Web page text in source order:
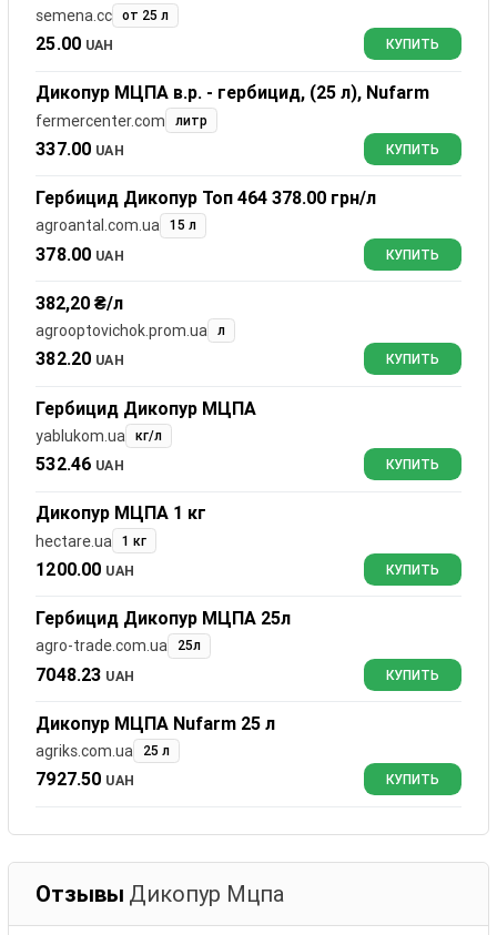
semena.cc от 25 л
25.00 UAH КУПИТЬ
Дикопур МЦПА в.р. - гербицид, (25 л), Nufarm
fermercenter.com литр
337.00 UAH КУПИТЬ
Гербицид Дикопур Топ 464 378.00 грн/л
agroantal.com.ua 15 л
378.00 UAH КУПИТЬ
382,20 ₴/л
agrooptovichok.prom.ua л
382.20 UAH КУПИТЬ
Гербицид Дикопур МЦПА
yablukom.ua кг/л
532.46 UAH КУПИТЬ
Дикопур МЦПА 1 кг
hectare.ua 1 кг
1200.00 UAH КУПИТЬ
Гербицид Дикопур МЦПА 25л
agro-trade.com.ua 25л
7048.23 UAH КУПИТЬ
Дикопур МЦПА Nufarm 25 л
agriks.com.ua 25 л
7927.50 UAH КУПИТЬ
Отзывы Дикопур Мцпа